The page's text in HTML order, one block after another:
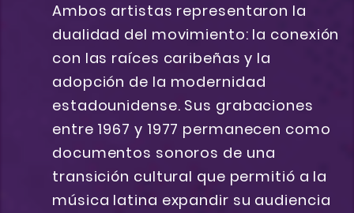
Ambos artistas representaron la
dualidad del movimiento: la conexión
con las raíces caribeñas y la
adopción de la modernidad
estadounidense. Sus grabaciones
entre 1967 y 1977 permanecen como
documentos sonoros de una
transición cultural que permitió a la
música latina expandir su audiencia